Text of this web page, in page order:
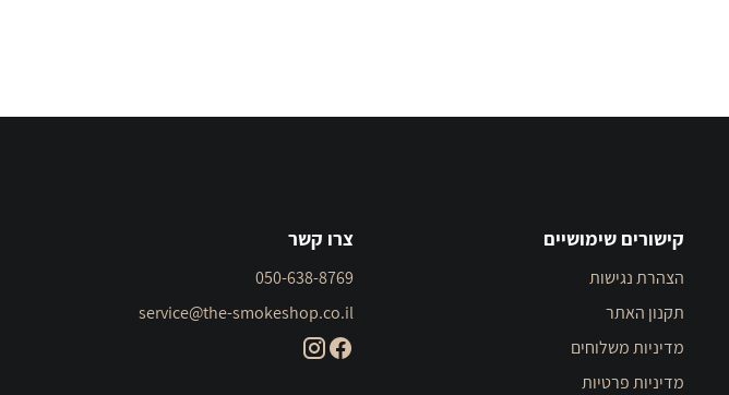
קישורים שימושיים
הצהרת נגישות
תקנון האתר
מדיניות משלוחים
מדיניות פרטיות
צרו קשר
050-638-8769
service@the-smokeshop.co.il